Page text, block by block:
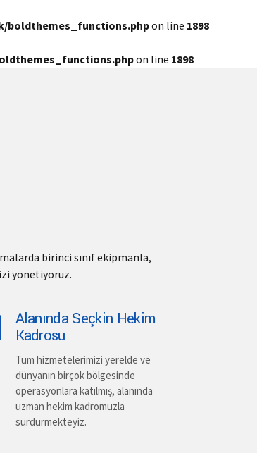
boldthemes_functions.phpon line 1898
on line 1898
birinci sınıf ekipmanla,
yönetiyoruz.
Alanında Seçkin Hekim
Kadrosu
Tüm hizmetelerimizi yerelde ve
dünyanın birçok bölgesinde
operasyonlara katılmış, alanında
uzman hekim kadromuzla
sürdürmekteyiz.